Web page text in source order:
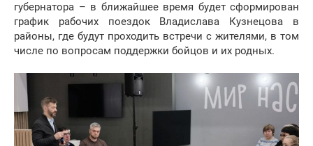
губернатора – в ближайшее время будет сформирован
график рабочих поездок Владислава Кузнецова в
районы, где будут проходить встречи с жителями, в том
числе по вопросам поддержки бойцов и их родных.